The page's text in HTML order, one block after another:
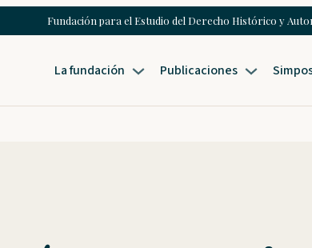
Fundación para el Estudio del Derecho Histórico y
La fundación Publicaciones